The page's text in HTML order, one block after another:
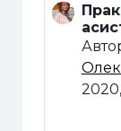
2020,